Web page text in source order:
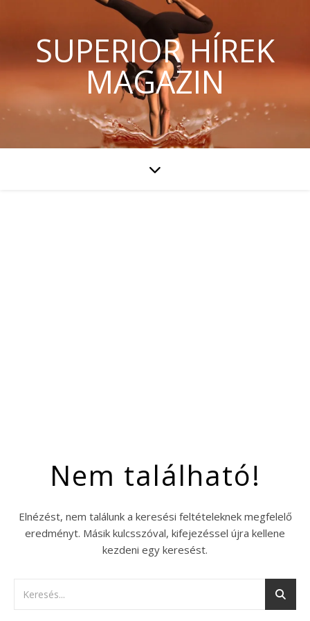
SUPERIOR HÍREK
MAGAZIN
Nem található!
Elnézést, nem találunk a keresési feltételeknek megfelelő
eredményt. Másik kulcsszóval, kifejezéssel újra kellene
kezdeni egy keresést.